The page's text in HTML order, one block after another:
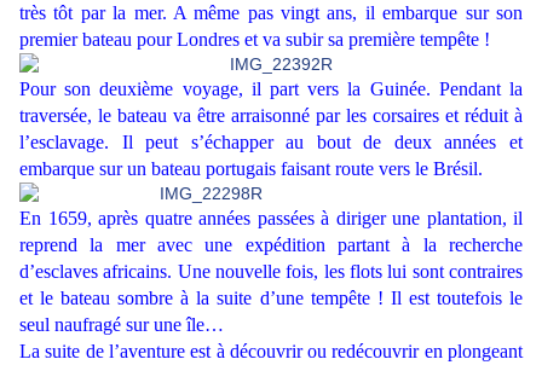
très tôt par la mer. A même pas vingt ans, il embarque sur son
premier bateau pour Londres et va subir sa première tempête !
Pour son deuxième voyage, il part vers la Guinée. Pendant la
traversée, le bateau va être arraisonné par les corsaires et réduit à
l’esclavage. Il peut s’échapper au bout de deux années et
embarque sur un bateau portugais faisant route vers le Brésil.
En 1659, après quatre années passées à diriger une plantation, il
reprend la mer avec une expédition partant à la recherche
d’esclaves africains. Une nouvelle fois, les flots lui sont contraires
et le bateau sombre à la suite d’une tempête ! Il est toutefois le
seul naufragé sur une île…
La suite de l’aventure est à découvrir ou redécouvrir en plongeant